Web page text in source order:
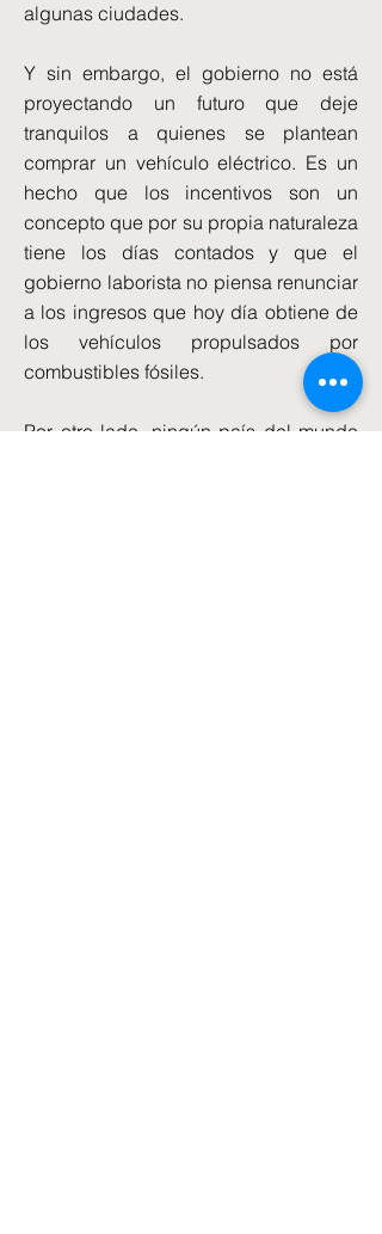
algunas ciudades.
Y sin embargo, el gobierno no está
proyectando un futuro que deje
tranquilos a quienes se plantean
comprar un vehículo eléctrico. Es un
hecho que los incentivos son un
concepto que por su propia naturaleza
tiene los días contados y que el
gobierno laborista no piensa renunciar
a los ingresos que hoy día obtiene de
los vehículos propulsados por
combustibles fósiles.
Por otro lado, ningún país del mundo